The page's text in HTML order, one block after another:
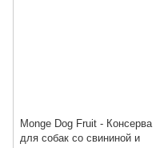
Monge Dog Fruit - Консерва
для собак со свининой и